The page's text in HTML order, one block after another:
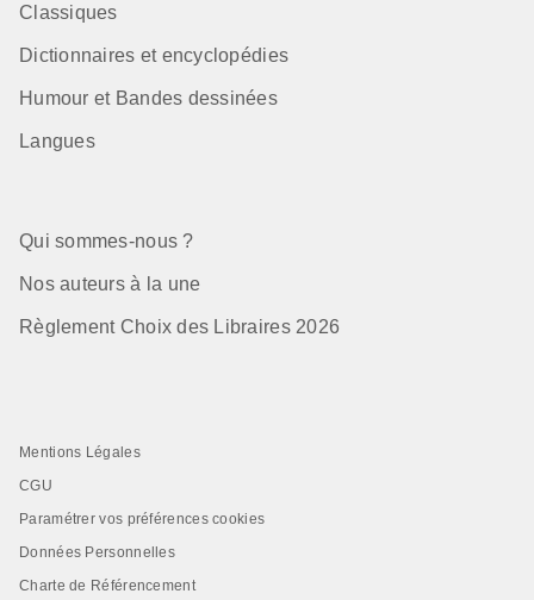
Classiques
Dictionnaires et encyclopédies
Humour et Bandes dessinées
Langues
Qui sommes-nous ?
Nos auteurs à la une
Règlement Choix des Libraires 2026
Mentions Légales
CGU
Paramétrer vos préférences cookies
Données Personnelles
Charte de Référencement